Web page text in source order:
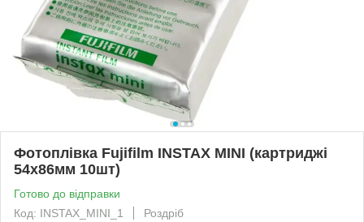
Фотоплівка Fujifilm INSTAX MINI (картриджі
54х86мм 10шт)
Готово до відправки
Код: INSTAX_MINI_1
Роздріб